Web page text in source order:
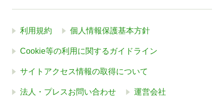
利用規約 個人情報保護基本方針
Cookie等の利用に関するガイドライン
サイトアクセス情報の取得について
法人・プレスお問い合わせ 運営会社